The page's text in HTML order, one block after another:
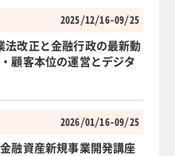
2025/12/16-09/25
法改正と金融行政の最新動
顧客本位の運営とデジタ
2026/01/16-09/25
融資産新規事業開発講座